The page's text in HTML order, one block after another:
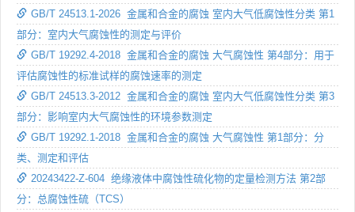
GB/T 24513.1-2026 金属和合金的腐蚀 室内大气低腐蚀性分类 第1
部分：室内大气腐蚀性的测定与评价
GB/T 19292.4-2018 金属和合金的腐蚀 大气腐蚀性 第4部分：用于
评估腐蚀性的标准试样的腐蚀速率的测定
GB/T 24513.3-2012 金属和合金的腐蚀 室内大气低腐蚀性分类 第3
部分：影响室内大气腐蚀性的环境参数测定
GB/T 19292.1-2018 金属和合金的腐蚀 大气腐蚀性 第1部分：分
类、测定和评估
20243422-Z-604 绝缘液体中腐蚀性硫化物的定量检测方法 第2部
分：总腐蚀性硫（TCS）